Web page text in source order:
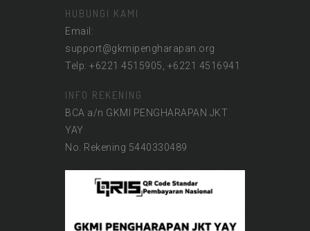
HUBUNGI KAMI
Email:
support@gkmipengharapan.org
Telp: +6221 4515905, +6221 4516941
INFO REKENING
BCA a/n GKMI PENGHARAPAN JKT
YAY
No. Rekening 5440330489